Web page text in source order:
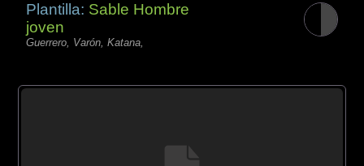
Plantilla: Sable Hombre
joven
Guerrero, Varón, Katana,